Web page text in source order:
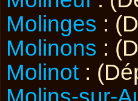
Molinges :
Molinons :
Molinot :